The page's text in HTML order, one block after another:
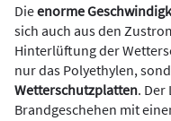
Dieenorme
sich auch aus den
Hinterlüftung der
nur das Polyethylen,
Wetterschutzplatten.
Brandgeschehen mit